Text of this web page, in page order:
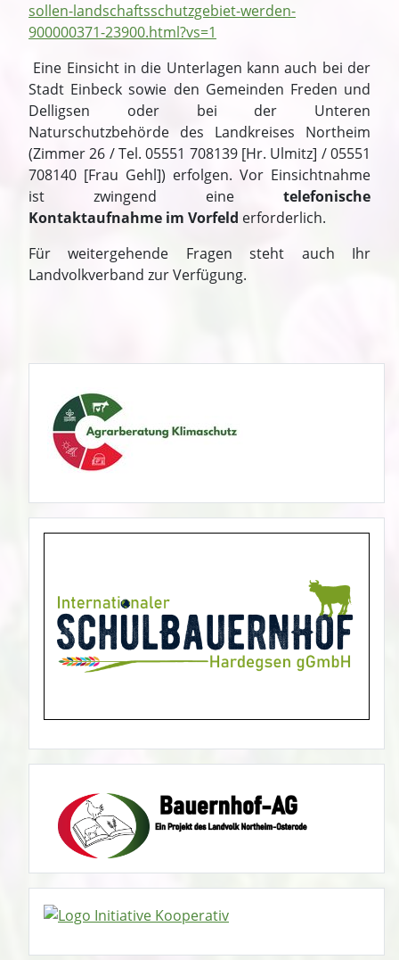
sollen-landschaftsschutzgebiet-werden-
900000371-23900.html?vs=1
Eine Einsicht in die Unterlagen kann auch bei der
Stadt Einbeck sowie den Gemeinden Freden und
Delligsen oder bei der Unteren
Naturschutzbehörde des Landkreises Northeim
(Zimmer 26 / Tel.05551 708139[Hr. Ulmitz] /05551
708140 [Frau Gehl]) erfolgen. Vor Einsichtnahme
ist zwingend eine telefonische
Kontaktaufnahme im Vorfeld erforderlich.
Für weitergehende Fragen steht auch Ihr
Landvolkverband zur Verfügung.